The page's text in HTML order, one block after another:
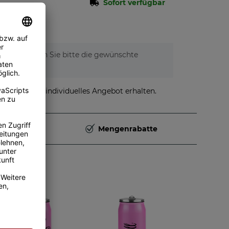
Sofort verfügbar
Wählen Sie bitte die gewünschte
stellen und individuelles Angebot erhalten.
Mengenrabatte